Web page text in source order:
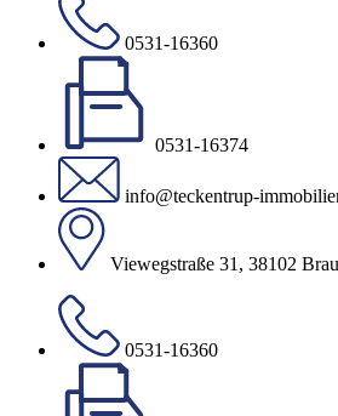
0531-16360
0531-16374
info@teckentrup-
Viewegstraße 31, 38102
0531-16360